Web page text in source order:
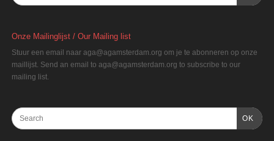
Onze Mailinglijst / Our Mailing list
Stuur een email naar aga@agamsterdam.org om je te abonneren op onze
maillijst. Send an email to aga@agamsterdam.org to subscribe to our
mailing list.
OK